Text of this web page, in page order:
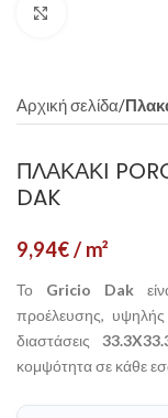
Αρχική σελίδα
ΠΛΑΚΆΚΙ
DAK
9,94€/ m²
Το Gricio Dak
προέλευσης, υψηλής
διαστάσεις
κομψότητα σε κάθε